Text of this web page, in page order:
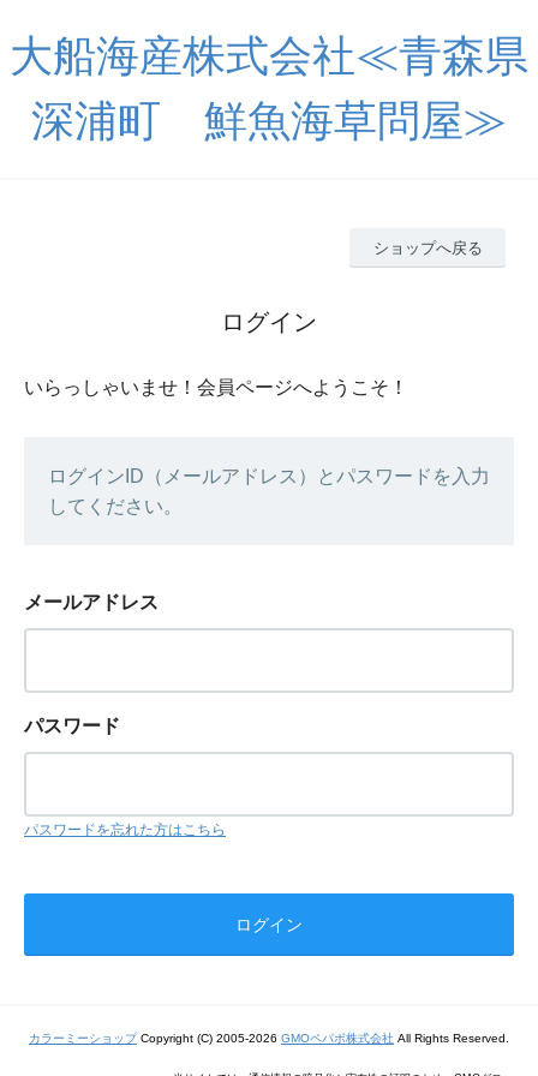
大船海産株式会社≪青森県
深浦町 鮮魚海草問屋≫
ショップへ戻る
ログイン
いらっしゃいませ！会員ページへようこそ！
ログインID（メールアドレス）とパスワードを入力
してください。
メールアドレス
パスワード
パスワードを忘れた方はこちら
カラーミーショップCopyright (C) 2005-2026 GMOペパボ株式会社 All Rights Reserved.